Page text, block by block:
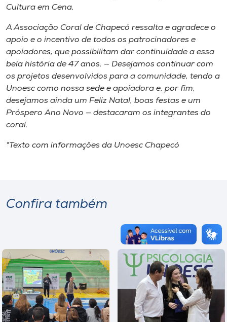
Cultura em Cena.
A Associação Coral de Chapecó ressalta e agradece o
apoio e o incentivo de todos os patrocinadores e
apoiadores, que possibilitam dar continuidade a essa
bela história de 47 anos. — Desejamos continuar com
os projetos desenvolvidos para a comunidade, tendo a
Unoesc como nossa sede e apoiadora e, por fim,
desejamos ainda um Feliz Natal, boas festas e um
Próspero Ano Novo — destacaram os integrantes do
coral.
*Texto com informações da Unoesc Chapecó
Confira também